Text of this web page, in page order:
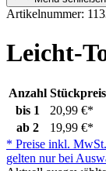
Artikelnummer:
Leicht-
Anzahl Stückpreis
bis 1
20,99 €*
ab 2
19,99 €*
* Preise inkl.
gelten nur bei